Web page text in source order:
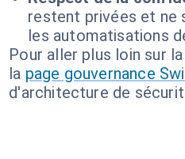
restent privées et ne
les automatisations
Pour aller plus loin sur
la page gouvernance
d'architecture de